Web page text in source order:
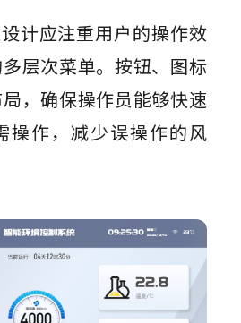
计应注重用户的操作效
层次菜单。按钮、图标
，确保操作员能够快速
操作，减少误操作的风